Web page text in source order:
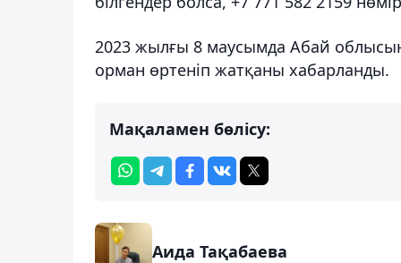
2023 жылғы 8 маусымда Абай
орман өртеніп жатқаны хабарланды.
Мақаламен бөлісу:
Аида Тақабаева